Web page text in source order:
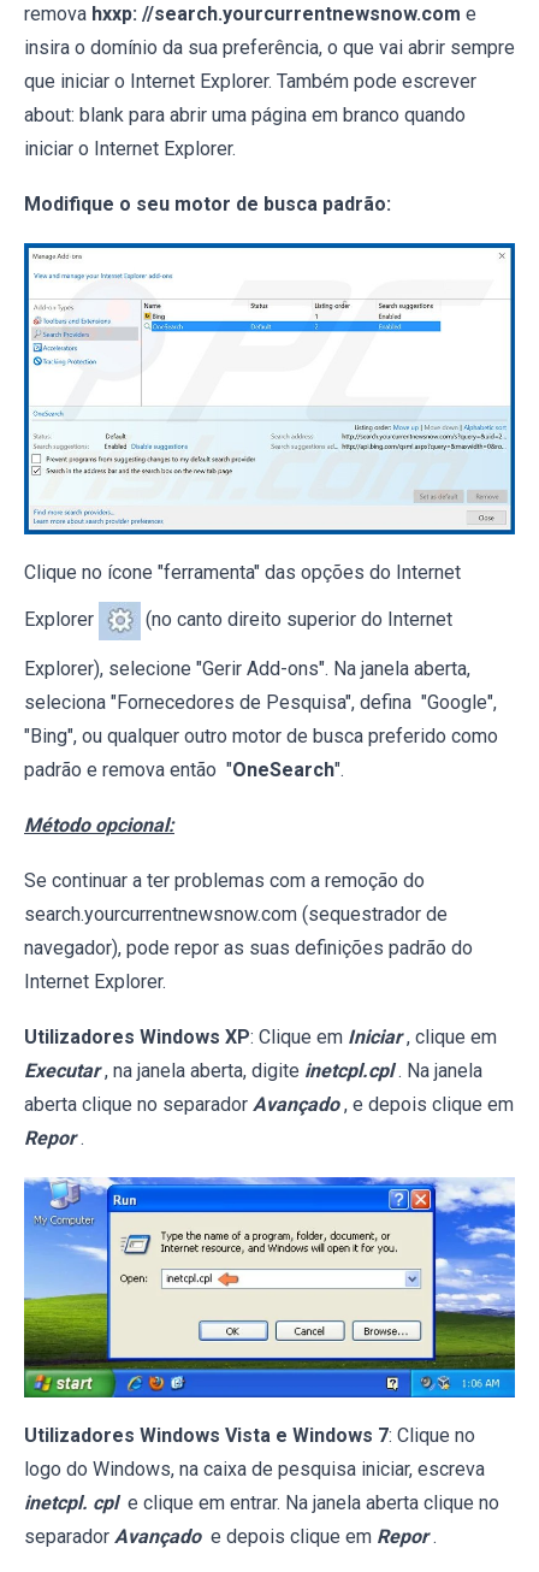
remova hxxp: //search.yourcurrentnewsnow.com e
insira o domínio da sua preferência, o que vai abrir sempre
que iniciar o Internet Explorer. Também pode escrever
about: blank para abrir uma página em branco quando
iniciar o Internet Explorer.
Modifique o seu motor de busca padrão:
Clique no ícone "ferramenta" das opções do Internet
Explorer (no canto direito superior do Internet
Explorer), selecione "Gerir Add-ons". Na janela aberta,
seleciona "Fornecedores de Pesquisa", defina "Google",
"Bing", ou qualquer outro motor de busca preferido como
padrão e remova então "OneSearch".
Método opcional:
Se continuar a ter problemas com a remoção do
search.yourcurrentnewsnow.com (sequestrador de
navegador), pode repor as suas definições padrão do
Internet Explorer.
Utilizadores Windows XP: Clique em Iniciar , clique em
Executar , na janela aberta, digite inetcpl.cpl . Na janela
aberta clique no separador Avançado , e depois clique em
Repor .
Utilizadores Windows Vista e Windows 7: Clique no
logo do Windows, na caixa de pesquisa iniciar, escreva
inetcpl. cpl e clique em entrar. Na janela aberta clique no
separador Avançado e depois clique em Repor .